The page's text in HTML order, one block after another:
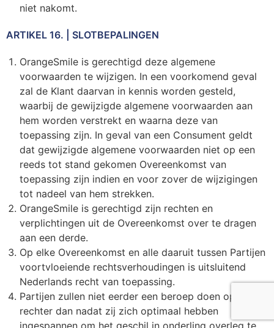
niet nakomt.
ARTIKEL 16. | SLOTBEPALINGEN
OrangeSmile is gerechtigd deze algemene
voorwaarden te wijzigen. In een voorkomend geval
zal de Klant daarvan in kennis worden gesteld,
waarbij de gewijzigde algemene voorwaarden aan
hem worden verstrekt en waarna deze van
toepassing zijn. In geval van een Consument geldt
dat gewijzigde algemene voorwaarden niet op een
reeds tot stand gekomen Overeenkomst van
toepassing zijn indien en voor zover de wijzigingen
tot nadeel van hem strekken.
OrangeSmile is gerechtigd zijn rechten en
verplichtingen uit de Overeenkomst over te dragen
aan een derde.
Op elke Overeenkomst en alle daaruit tussen Partijen
voortvloeiende rechtsverhoudingen is uitsluitend
Nederlands recht van toepassing.
Partijen zullen niet eerder een beroep doen op de
rechter dan nadat zij zich optimaal hebben
ingespannen om het geschil in onderling overleg te